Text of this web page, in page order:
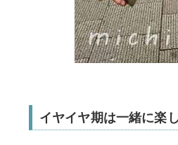
イヤイヤ期は一緒に楽